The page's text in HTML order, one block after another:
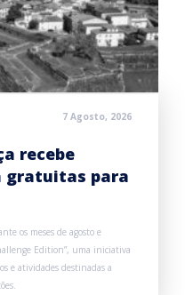
7 Agosto, 2026
recebe
gratuitas para
os meses de agosto e
Edition”, uma iniciativa
e atividades destinadas a